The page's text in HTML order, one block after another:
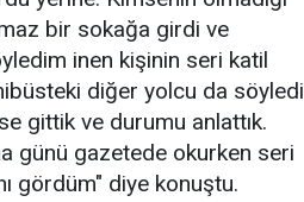
bir sokağa girdi ve
inen kişinin seri katil
diğer yolcu da söyledi
gittik ve durumu anlattık.
günü gazetede okurken seri
gördüm" diye konuştu.